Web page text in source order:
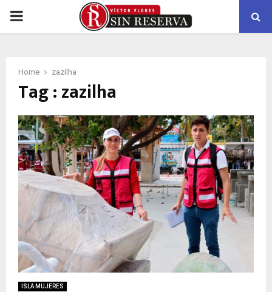
PRIMARY
Home zazilha
Tag : zazilha
ISLA MUJERES